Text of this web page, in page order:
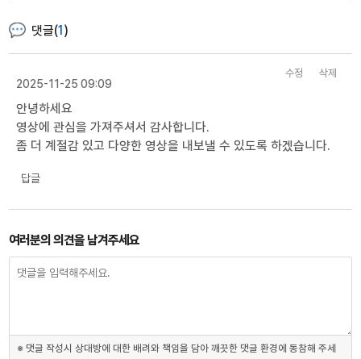
댓글(1)
2025-11-25 09:09
안녕하세요
영상에 관심을 가져주셔서 감사합니다.
좀 더 계절감 있고 다양한 영상을 내보낼 수 있도록 하겠습니다.
수정 삭제
답글
여러분의 의견을 남겨주세요
※ 댓글 작성시 상대방에 대한 배려와 책임을 담아 깨끗한 댓글 환경에 동참해 주세